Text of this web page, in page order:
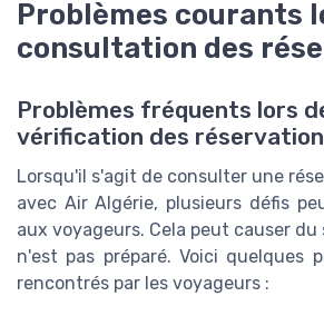
Problèmes courants
consultation des
Problèmes fréquents lors
vérification des
Lorsqu'il s'agit de consulter une
avec Air Algérie, plusieurs défis
aux voyageurs. Cela peut causer
n'est pas préparé. Voici quelques
rencontrés par les voyageurs :